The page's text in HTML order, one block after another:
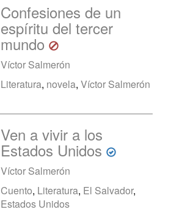
Confesiones de un
espíritu del tercer
mundo
Víctor Salmerón
Literatura, novela,Víctor Salmerón
Ven a vivir a los
Estados Unidos
Víctor Salmerón
Cuento, Literatura, El Salvador,
Estados Unidos